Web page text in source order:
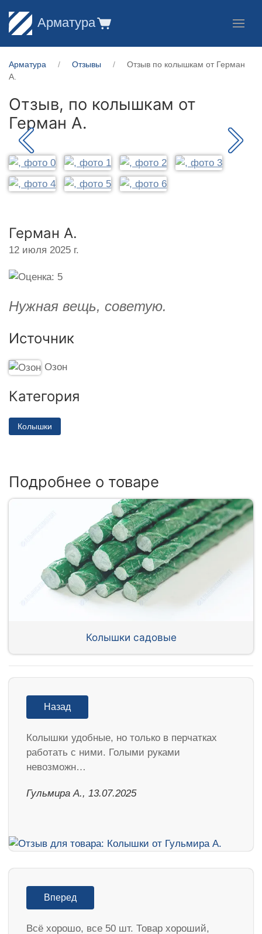
Арматура
Арматура Отзывы
Отзыв по колышкам от Герман
А.
Отзыв, по колышкам от
Герман А.
Герман А.
12 июля 2025 г.
Нужная вещь, советую.
Источник
Озон
Категория
Колышки
Подробнее о товаре
Колышки садовые
Назад
Колышки удобные, но только в перчатках
работать с ними. Голыми руками
невозможн…
Гульмира А., 13.07.2025
Вперед
Всё хорошо, все 50 шт. Товар хороший,